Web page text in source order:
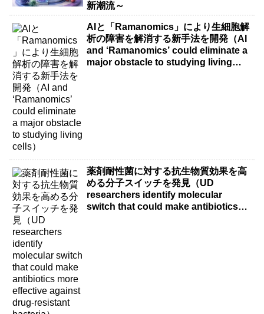
新潮流～
AIと「Ramanomics」により生細胞解
析の障害を解消する新手法を開発（AI
and ‘Ramanomics’ could eliminate a
major obstacle to studying living
薬剤耐性菌に対する抗生物質効果を高
める分子スイッチを発見（UD
researchers identify molecular
switch that could make antibiotics